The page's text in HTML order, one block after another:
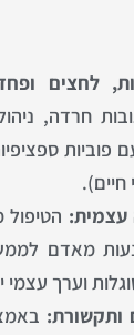
לחצים
חרדה, ניהול
פוביות
עצמית: הטיפול
מאדם
וערך עצמי
ותקשורת: